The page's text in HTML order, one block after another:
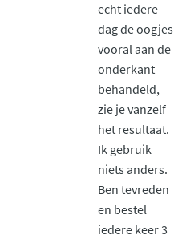
echt iedere
dag de oogjes
vooral aan de
onderkant
behandeld,
zie je vanzelf
het resultaat.
Ik gebruik
niets anders.
Ben tevreden
en bestel
iedere keer 3